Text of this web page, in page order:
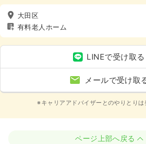
大田区
有料老人ホーム
LINEで受け取る
メールで受け取
※キャリアアドバイザーとのやりとりは
ページ上部へ戻る